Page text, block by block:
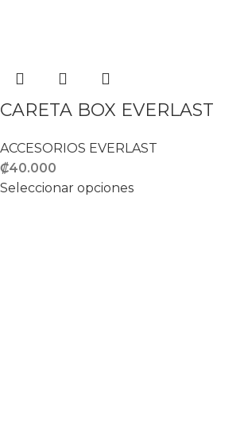
CARETA BOX EVERLAST
ACCESORIOS EVERLAST
₡40.000
Seleccionar opciones